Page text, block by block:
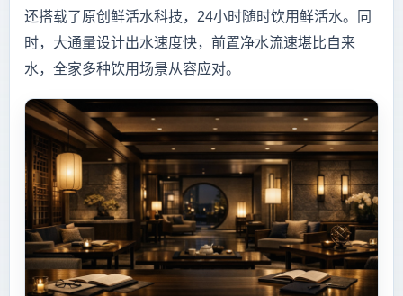
还搭载了原创鲜活水科技，24小时随时饮用鲜活水。同
时，大通量设计出水速度快，前置净水流速堪比自来
水，全家多种饮用场景从容应对。